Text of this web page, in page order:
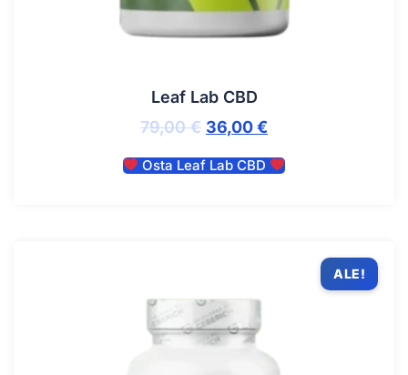
Leaf Lab CBD
79,00€ 36,00€
Osta Leaf Lab CBD
ALE!